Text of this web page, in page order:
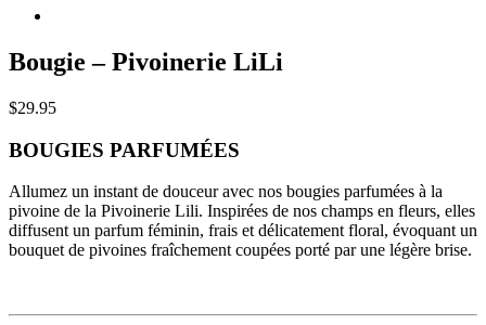
Bougie – Pivoinerie LiLi
$29.95
BOUGIES PARFUMÉES
Allumez un instant de douceur avec nos bougies parfumées à la
pivoine de la Pivoinerie Lili. Inspirées de nos champs en fleurs, elles
diffusent un parfum féminin, frais et délicatement floral, évoquant un
bouquet de pivoines fraîchement coupées porté par une légère brise.